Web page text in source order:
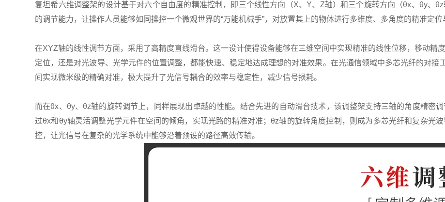
复坦希六维调整架的设计基于对六个自由度的精准控制，即三个线性方向（X、Y、Z轴）和三个旋转方向（θx、θy、
的调节能力，让操作人员能够如同操控一个微观世界的“万能机械手”，对放置其上的物体进行多维度、多角度的精准定位
在XYZ轴的线性调节方面，采用了高精度直线滑台。这一设计使得设备能够在三维空间中实现精准的线性位移，移动精
定位，还是对光波导、光学元件的位置调整，都能快速、稳定地达成理想的对准效果。在光通信领域中多芯光纤的对接
间实现微米级的精确对准，极大提升了光信号耦合的效率与稳定性，减少信号损耗。
而在θx、θy、θz轴的旋转调节上，同样展现出卓越的性能。结合先进的自动滑台技术，该调整架支持三轴的角度精密
过θx和θy轴灵活调整光学元件在空间的倾角，实现光路的精准对准；θz轴的旋转角度控制，则成为多芯光纤和复杂光
控，让光信号在复杂的光学系统中能够沿着预设的路径高效传输。